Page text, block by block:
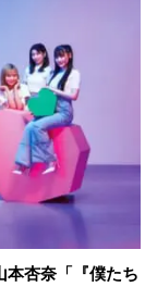
本杏奈「『僕たち